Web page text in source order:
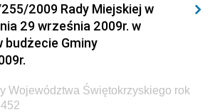
Komendy Głównej Policji
Ministra Pracy i Polityki
Ministra Transportu, Budownictwa
2009 Rady Miejskiej w
29 września 2009r. w
budżecie Gminy
Województwa Świętokrzyskiego rok